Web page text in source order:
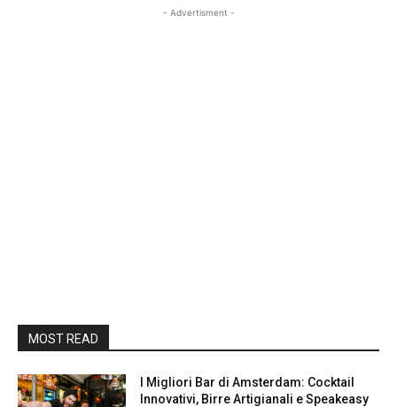
- Advertisment -
MOST READ
I Migliori Bar di Amsterdam: Cocktail
Innovativi, Birre Artigianali e Speakeasy